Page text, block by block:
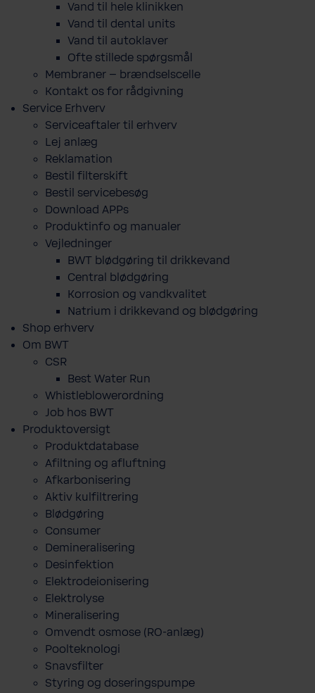
Vand til hele klinikken
Vand til dental units
Vand til autoklaver
Ofte stillede spørgsmål
Membraner – brændselscelle
Kontakt os for rådgivning
Service Erhverv
Serviceaftaler til erhverv
Lej anlæg
Reklamation
Bestil filterskift
Bestil servicebesøg
Download APPs
Produktinfo og manualer
Vejledninger
BWT blødgøring til drikkevand
Central blødgøring
Korro­sion og vand­kva­litet
Natrium i drikkevand og blødgøring
Shop erhverv
Om BWT
CSR
Best Water Run
Whistleblowerordning
Job hos BWT
Produktoversigt
Produktdatabase
​Afiltning og afluftning
Afkarbonisering
Aktiv kulfiltrering
Blødgøring
Consumer
Demineralisering
Desinfektion
Elektrodeionisering
Elektrolyse
Mineralisering
Omvendt osmose (RO-anlæg)
Poolteknologi
Snavsfilter
Styring og doseringspumpe